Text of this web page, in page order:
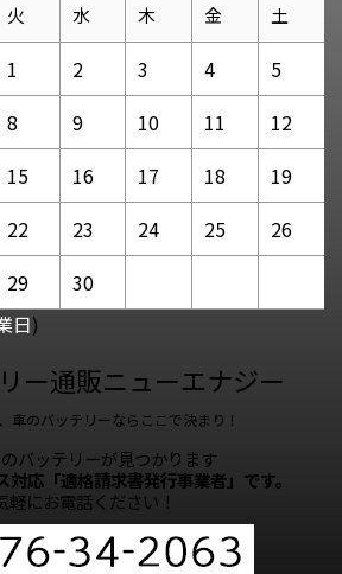
火 水 木 金 土
1 2 3 4
5
8 9 10 11
12
15 16 17 18
19
22 23 24 25
26
29
30
日)
ー通販ニューエナジー
車のバッテリーならここで決まり！
バッテリーが見つかります
応「適格請求書発行事業者」です。
軽にお電話ください！